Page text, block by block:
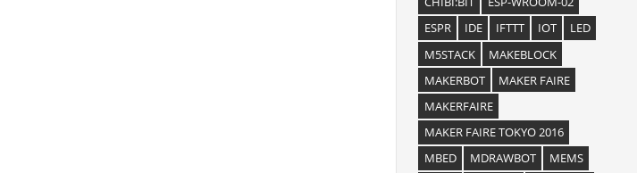
ESPR
IDE IFTTT IOT
LED
M5STACK
MAKEBLOCK
MAKERBOT
MAKER FAIRE
MAKERFAIRE
MAKER FAIRE TOKYO 2016
MBED
MDRAWBOT
MEMS